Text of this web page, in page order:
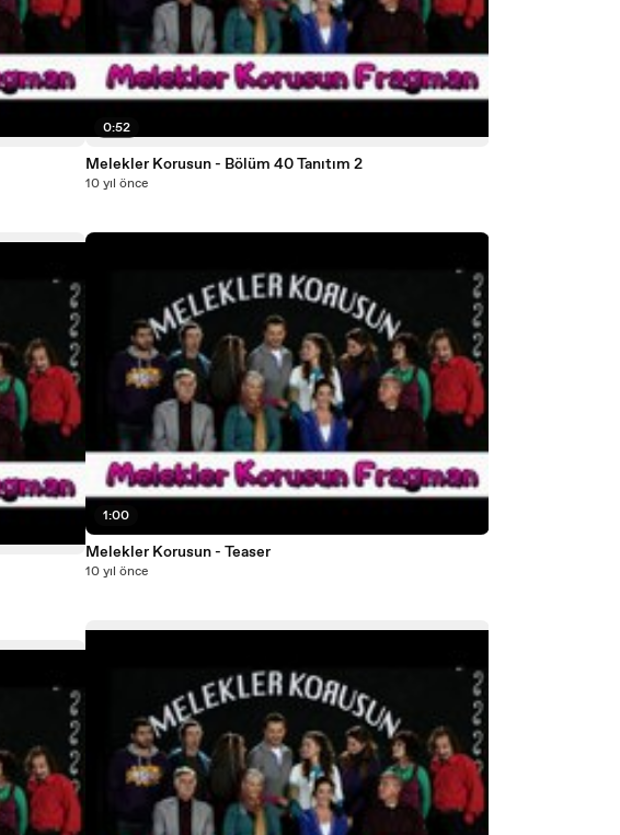
0:52
Melekler Korusun - Bölüm 40 Tanıtım 2
10 yıl önce
1:00
Melekler Korusun - Teaser
10 yıl önce